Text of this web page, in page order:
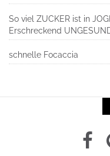
So viel ZUCKER ist in
Erschreckend
schnelle Focaccia